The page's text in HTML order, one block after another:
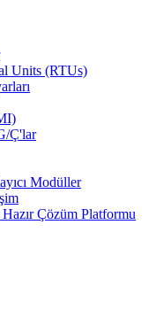
Units (RTUs)
Ç'lar
Modüller
Hazır Çözüm Platformu